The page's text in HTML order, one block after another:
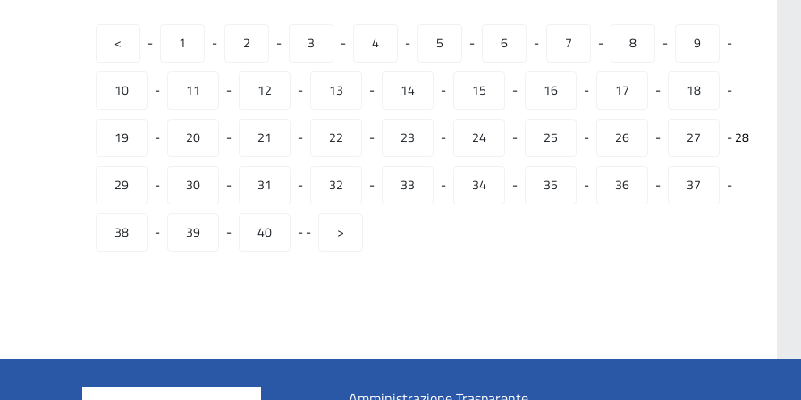
< - 1 - 2 - 3 - 4 - 5 - 6 - 7 - 8 - 9 -
10 - 11 - 12 - 13 - 14 - 15 - 16 - 17 - 18 -
19 - 20 - 21 - 22 - 23 - 24 - 25 - 26 - 27 -28
29 - 30 - 31 - 32 - 33 - 34 - 35 - 36 - 37 -
38 - 39 - 40 -- >